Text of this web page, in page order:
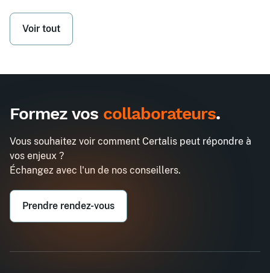
Voir tout
Formez vos collaborateurs.
Vous souhaitez voir comment Certalis peut répondre à
vos enjeux ?
Échangez avec l'un de nos conseillers.
Prendre rendez-vous